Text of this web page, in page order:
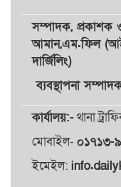
সম্পাদক, প্রকাশক
আমান,এম.ফিল
দার্জিলিং)
ব্যবস্থাপনা
কার্যালয়:-থানা
মোবাইল- ০১৭১৩-
ইমেইল: